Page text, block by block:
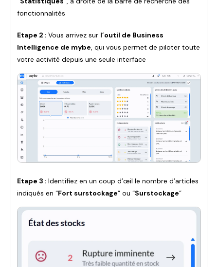
fonctionnalités
Etape 2 :Vous arrivez sur l’outil de Business
Intelligence de mybe, qui vous permet de piloter toute
votre activité depuis une seule interface
Etape 3 :Identifiez en un coup d’œil le nombre d’articles
indiqués en “Fort surstockage” ou “Surstockage”